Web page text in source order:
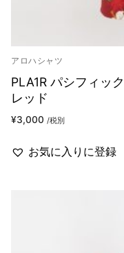
アロハシャツ
PLA1R パシフィッ
レッド
¥3,000 /税別
お気に入りに登録